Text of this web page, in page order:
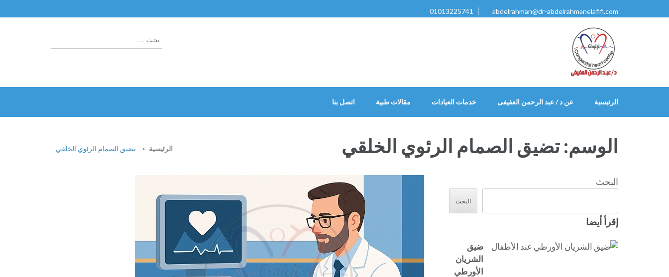
إلى
abdelrahman@dr-abdelrahmanelafifi.com
01013225741
البحث
عن:
الرئيسية عن د / عبد الرحمن العفيفى خدمات العيادات مقالات طبية اتصل بنا
الوسم:تضيق الصمام الرئوي الخلقي الرئيسية > تضيق الصمام الرئوي الخلقي
البحث
البحث
إقرأ أيضا
ضيق
الشريان
الأورطي